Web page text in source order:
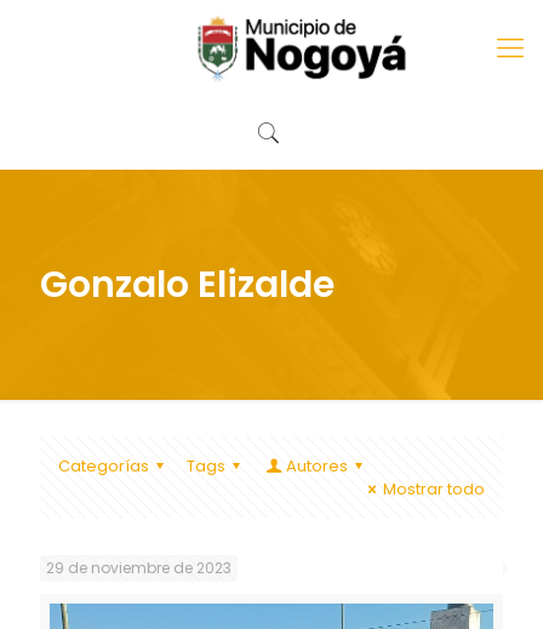
Gonzalo Elizalde
Categorías Tags
Autores
Mostrar todo
29 de noviembre de 2023